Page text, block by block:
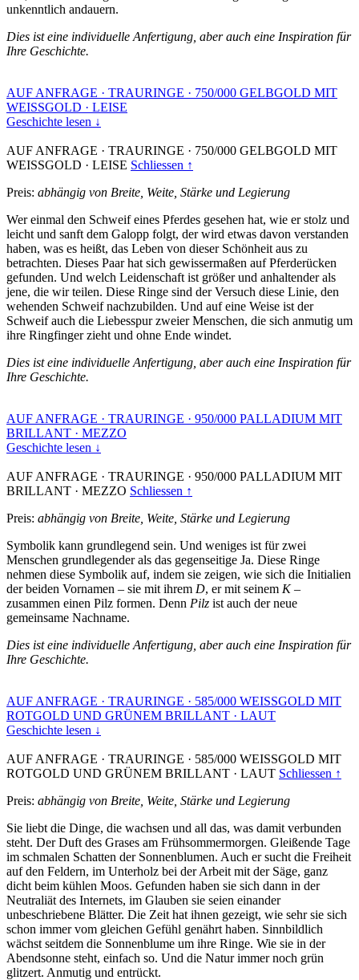
unkenntlich andauern.
Dies ist eine individuelle Anfertigung, aber auch eine Inspiration für
Ihre Geschichte.
AUF ANFRAGE · TRAURINGE · 750/000 GELBGOLD MIT
WEISSGOLD · LEISE
Geschichte lesen ↓
AUF ANFRAGE · TRAURINGE · 750/000 GELBGOLD MIT
WEISSGOLD · LEISE Schliessen ↑
Preis: abhängig von Breite, Weite, Stärke und Legierung
Wer einmal den Schweif eines Pferdes gesehen hat, wie er stolz und
leicht und sanft dem Galopp folgt, der wird etwas davon verstanden
haben, was es heißt, das Leben von dieser Schönheit aus zu
betrachten. Dieses Paar hat sich gewissermaßen auf Pferderücken
gefunden. Und welch Leidenschaft ist größer und anhaltender als
jene, die wir teilen. Diese Ringe sind der Versuch diese Linie, den
wehenden Schweif nachzubilden. Und auf eine Weise ist der
Schweif auch die Liebesspur zweier Menschen, die sich anmutig um
ihre Ringfinger zieht und ohne Ende windet.
Dies ist eine individuelle Anfertigung, aber auch eine Inspiration für
Ihre Geschichte.
AUF ANFRAGE · TRAURINGE · 950/000 PALLADIUM MIT
BRILLANT · MEZZO
Geschichte lesen ↓
AUF ANFRAGE · TRAURINGE · 950/000 PALLADIUM MIT
BRILLANT · MEZZO Schliessen ↑
Preis: abhängig von Breite, Weite, Stärke und Legierung
Symbolik kann grundlegend sein. Und weniges ist für zwei
Menschen grundlegender als das gegenseitige Ja. Diese Ringe
nehmen diese Symbolik auf, indem sie zeigen, wie sich die Initialien
der beiden Vornamen – sie mit ihrem D, er mit seinem K–
zusammen einen Pilz formen. Denn Pilz ist auch der neue
gemeinsame Nachname.
Dies ist eine individuelle Anfertigung, aber auch eine Inspiration für
Ihre Geschichte.
AUF ANFRAGE · TRAURINGE · 585/000 WEISSGOLD MIT
ROTGOLD UND GRÜNEM BRILLANT · LAUT
Geschichte lesen ↓
AUF ANFRAGE · TRAURINGE · 585/000 WEISSGOLD MIT
ROTGOLD UND GRÜNEM BRILLANT · LAUT Schliessen ↑
Preis: abhängig von Breite, Weite, Stärke und Legierung
Sie liebt die Dinge, die wachsen und all das, was damit verbunden
steht. Der Duft des Grases am Frühsommermorgen. Gleißende Tage
im schmalen Schatten der Sonnenblumen. Auch er sucht die Freiheit
auf den Feldern, im Unterholz bei der Arbeit mit der Säge, ganz
dicht beim kühlen Moos. Gefunden haben sie sich dann in der
Neutraliät des Internets, im Glauben sie seien einander
unbeschriebene Blätter. Die Zeit hat ihnen gezeigt, wie sehr sie sich
schon immer vom gleichen Gefühl genährt haben. Sinnbildlich
wächst seitdem die Sonnenblume um ihre Ringe. Wie sie in der
Abendsonne steht, einfach so. Und die Natur immer noch grün
glitzert. Anmutig und entrückt.